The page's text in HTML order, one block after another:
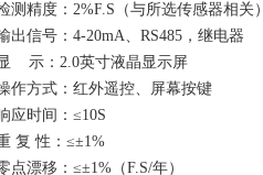
测 精度： 2%F.S （与所选传感器相关）
出信号： 4-20mA、RS485，继电器
示： 2.0英寸液晶显示屏
作方式：红外遥控、屏幕按键
应时间： ≤10S
复 性： ≤±1%
点漂移： ≤±1%（F.S/年）